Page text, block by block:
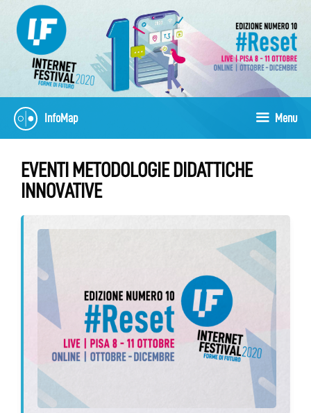
content
InfoMap Menu
EVENTI METODOLOGIE DIDATTICHE
INNOVATIVE